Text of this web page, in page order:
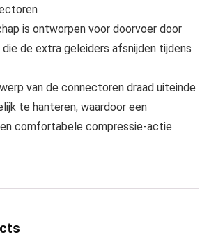
is ontworpen voor doorvoer door
de extra geleiders afsnijden tijdens
van de connectoren draad uiteinde
te hanteren, waardoor een
comfortabele compressie-actie